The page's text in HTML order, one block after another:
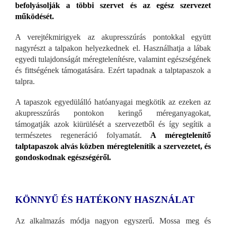
befolyásolják a többi szervet és az egész szervezet
működését.
A verejtékmirigyek az akupresszúrás pontokkal együtt
nagyrészt a talpakon helyezkednek el. Használhatja a lábak
egyedi tulajdonságát méregtelenítésre, valamint egészségének
és fittségének támogatására. Ezért tapadnak a talptapaszok a
talpra.
A tapaszok egyedülálló hatóanyagai megkötik az ezeken az
akupresszúrás pontokon keringő méreganyagokat,
támogatják azok kiürülését a szervezetből és így segítik a
természetes regeneráció folyamatát. A méregtelenítő
talptapaszok alvás közben méregtelenítik a szervezetet, és
gondoskodnak egészségéről.
KÖNNYŰ ÉS HATÉKONY HASZNÁLAT
Az alkalmazás módja nagyon egyszerű. Mossa meg és